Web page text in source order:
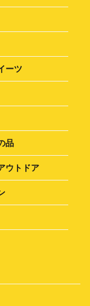
ーツ
品
ウトドア